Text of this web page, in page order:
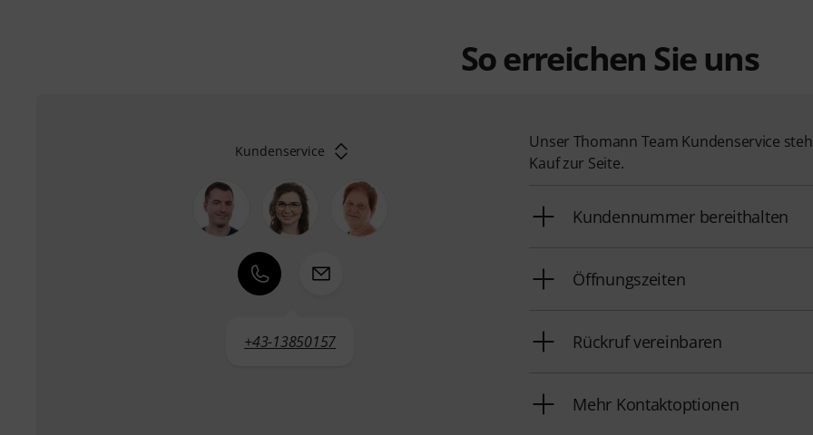
So erreichen Sie uns
Kundenservice
+43-13850157
Unser Thomann Team Kundenservice
Kauf zur Seite.
Kundennummer bereithalten
Öffnungszeiten
Rückruf vereinbaren
Mehr Kontaktoptionen